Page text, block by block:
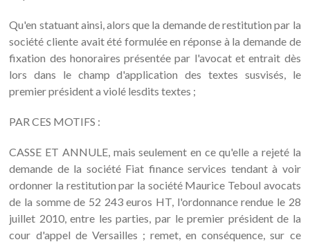
Qu'en statuant ainsi, alors que la demande de restitution par la
société cliente avait été formulée en réponse à la demande de
fixation des honoraires présentée par l'avocat et entrait dès
lors dans le champ d'application des textes susvisés, le
premier président a violé lesdits textes ;
PAR CES MOTIFS :
CASSE ET ANNULE, mais seulement en ce qu'elle a rejeté la
demande de la société Fiat finance services tendant à voir
ordonner la restitution par la société Maurice Teboul avocats
de la somme de 52 243 euros HT, l'ordonnance rendue le 28
juillet 2010, entre les parties, par le premier président de la
cour d'appel de Versailles ; remet, en conséquence, sur ce